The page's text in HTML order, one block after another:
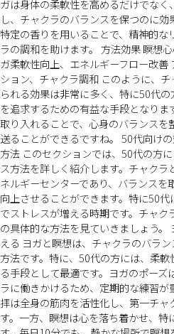
ガは身体の柔軟性を高めるだけでな
し、チャクラのバランスを保つのに
特定の香りを用いることで、精神的な
ラの調和を助けます。 方法効果 瞑想
ガ柔軟性向上、エネルギーフロー改善
ション、チャクラ調和 このように、
られる効果は非常に多く、特に50代
を追求するための有益な手段となり
取り入れることで、心身のバランスを
送ることができるですね。 50代向け
方法 このセクションでは、50代の方
ス方法を詳しく紹介します。チャク
ネルギーセンターであり、バランスを
向上させることができます。特に50
でストレスが増える時期です。チャク
の具体的な方法を見ていきましょう。
える ヨガと瞑想は、チャクラのバラ
方法です。特に、50代の方には、柔
る手段として最適です。ヨガのポーズ
ラに働きかけるため、定期的な練習
拝は全身の筋肉を活性化し、第一チャ
す。一方、瞑想は心を落ち着かせ、特